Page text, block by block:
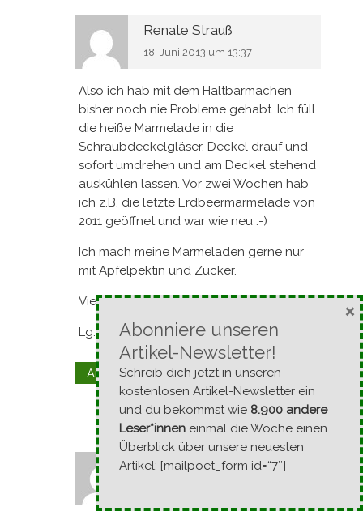
Renate Strauß
18. Juni 2013 um 13:37
Also ich hab mit dem Haltbarmachen
bisher noch nie Probleme gehabt. Ich füll
die heiße Marmelade in die
Schraubdeckelgläser. Deckel drauf und
sofort umdrehen und am Deckel stehend
auskühlen lassen. Vor zwei Wochen hab
ich z.B. die letzte Erdbeermarmelade von
2011 geöffnet und war wie neu :-)
Ich mach meine Marmeladen gerne nur
mit Apfelpektin und Zucker.
Viel Spaß beim probieren!!
Lg. Renate
Antworten↓ Kommentar melden
Angi
Abonniere unseren
Artikel-Newsletter!
Schreib dich jetzt in unseren
kostenlosen Artikel-Newsletter ein
und du bekommst wie 8.900 andere
Leser*innen einmal die Woche einen
Überblick über unsere neuesten
Artikel: [mailpoet_form id=“7″]
×